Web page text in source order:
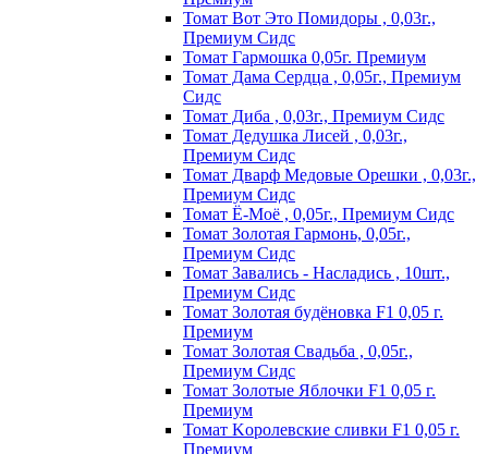
Томат Вот Это Помидоры , 0,03г.,
Премиум Сидс
Томат Гармошка 0,05г. Премиум
Томат Дама Сердца , 0,05г., Премиум
Сидс
Томат Диба , 0,03г., Премиум Сидс
Томат Дедушка Лисей , 0,03г.,
Премиум Сидс
Томат Дварф Медовые Орешки , 0,03г.,
Премиум Сидс
Томат Ё-Моё , 0,05г., Премиум Сидс
Томат Золотая Гармонь, 0,05г.,
Премиум Сидс
Томат Завались - Насладись , 10шт.,
Премиум Сидс
Томат Зoлoтaя бyдёнoвкa F1 0,05 г.
Пpeмиyм
Томат Золотая Свадьба , 0,05г.,
Премиум Сидс
Томат Зoлoтыe Яблoчки F1 0,05 г.
Пpeмиyм
Томат Kopoлeвcкиe cливки F1 0,05 г.
Пpeмиyм